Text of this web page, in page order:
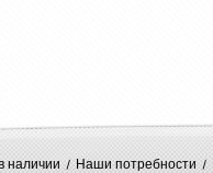
наличии Наши потребности